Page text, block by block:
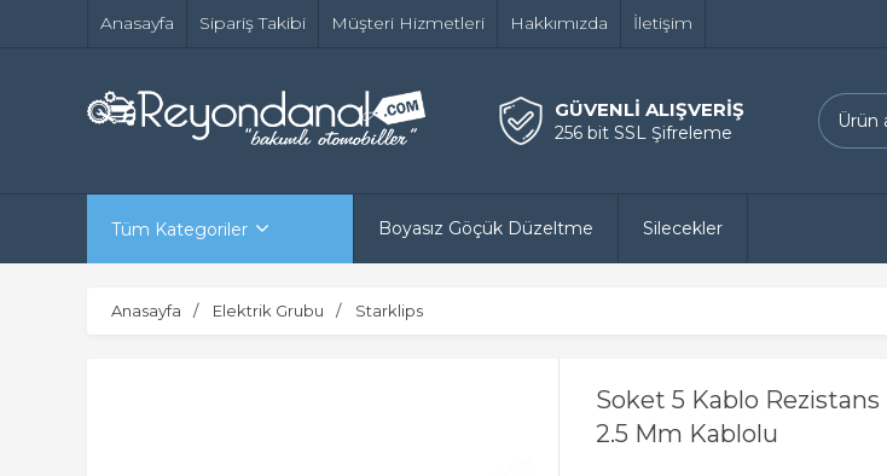
Anasayfa Sipariş Takibi Müşteri Hizmetleri Hakkımızda İletişim
GÜVENLİ ALIŞVERİŞ
256 bit SSL Şifreleme
Tüm Kategoriler Boyasız Göçük Düzeltme Silecekler
Anasayfa Elektrik Grubu Starklips
Soket 5 Kablo
2.5 Mm Kablolu